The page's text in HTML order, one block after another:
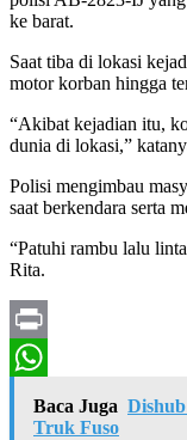
ke barat.
Saat tiba di lokasi
motor korban hingga
“Akibat kejadian itu,
dunia di lokasi,”
Polisi mengimbau
saat berkendara serta
“Patuhi rambu lalu
Rita.
Print
WhatsApp
Baca Juga
Truk Fuso